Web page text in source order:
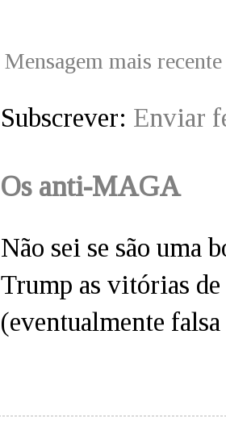
Mensagem mais recente
Subscrever: Enviar
Os anti-MAGA
Não sei se são uma
Trump as vitórias
(eventualmente